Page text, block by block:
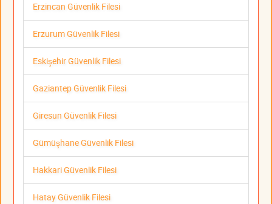
Erzincan Güvenlik Filesi
Erzurum Güvenlik Filesi
Eskişehir Güvenlik Filesi
Gaziantep Güvenlik Filesi
Giresun Güvenlik Filesi
Gümüşhane Güvenlik Filesi
Hakkari Güvenlik Filesi
Hatay Güvenlik Filesi